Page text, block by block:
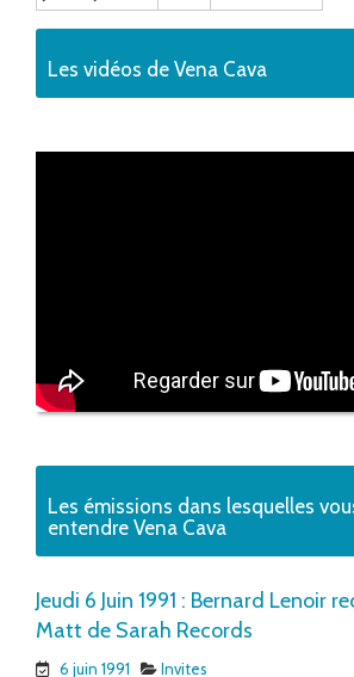
Les vidéos de Vena Cava
Les émissions dans lesquelles
entendre Vena Cava
Jeudi 6 Juin 1991 : Bernard Lenoir
Matt de Sarah Records
6 juin 1991 Invites